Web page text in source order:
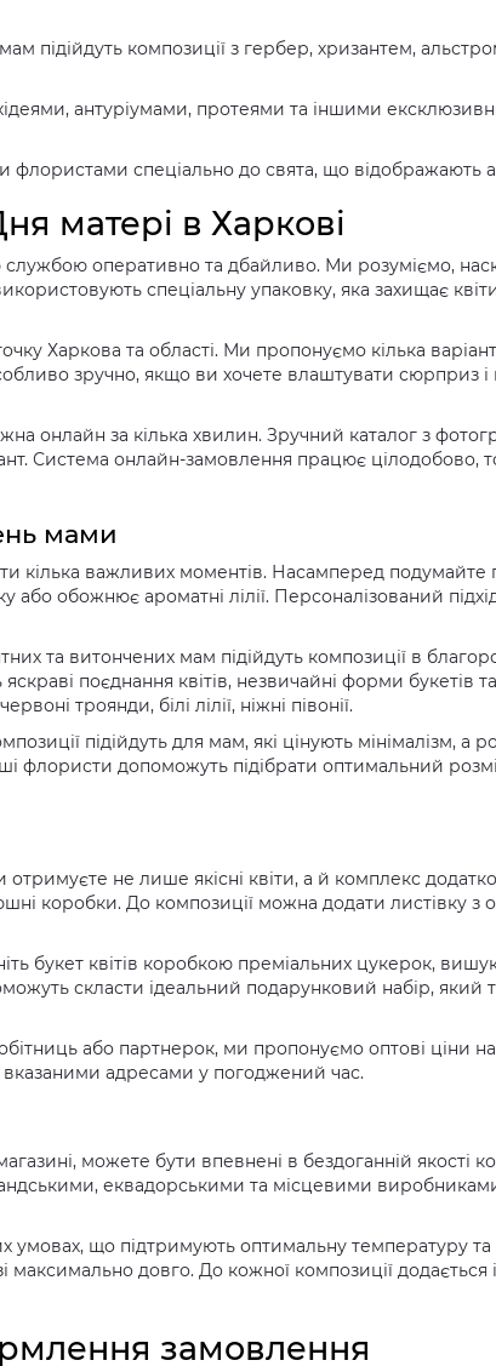
підійдуть композиції з гербер, хризантем,
антуріумами, протеями та іншими
флористами спеціально до свята, що відображають
матері в Харкові
службою оперативно та дбайливо. Ми розуміємо,
спеціальну упаковку, яка захищає
Харкова та області. Ми пропонуємо кілька
зручно, якщо ви хочете влаштувати сюрприз
онлайн за кілька хвилин. Зручний каталог з
Система онлайн-замовлення працює
мами
кілька важливих моментів. Насамперед
обожнює ароматні лілії. Персоналізований
та витончених мам підійдуть композиції в
поєднання квітів, незвичайні форми букетів
троянди, білі лілії, ніжні півонії.
підійдуть для мам, які цінують мінімалізм, а
флористи допоможуть підібрати оптимальний
не лише якісні квіти, а й комплекс
коробки. До композиції можна додати листівку
букет квітів коробкою преміальних цукерок,
скласти ідеальний подарунковий набір, який
або партнерок, ми пропонуємо оптові ціни
адресами у погоджений час.
можете бути впевнені в бездоганній якості
еквадорськими та місцевими
умовах, що підтримують оптимальну температуру
максимально довго. До кожної композиції
замовлення